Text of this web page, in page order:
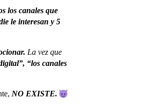
los canales que
le interesan y 5
La vez que
“los canales
NO EXISTE.